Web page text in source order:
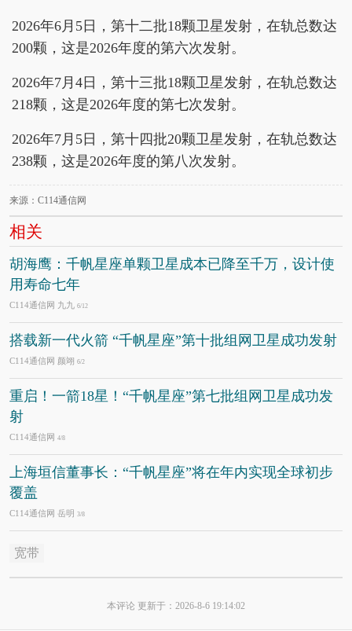
2026年6月5日，第十二批18颗卫星发射，在轨总数达
200颗，这是2026年度的第六次发射。
2026年7月4日，第十三批18颗卫星发射，在轨总数达
218颗，这是2026年度的第七次发射。
2026年7月5日，第十四批20颗卫星发射，在轨总数达
238颗，这是2026年度的第八次发射。
来源：C114通信网
相关
胡海鹰：千帆星座单颗卫星成本已降至千万，设计使
用寿命七年
C114通信网 九九 6/12
搭载新一代火箭 “千帆星座”第十批组网卫星成功发射
C114通信网 颜翊 6/2
重启！一箭18星！“千帆星座”第七批组网卫星成功发
射
C114通信网 4/8
上海垣信董事长：“千帆星座”将在年内实现全球初步
覆盖
C114通信网 岳明 3/8
宽带
本评论 更新于：2026-8-6 19:14:02